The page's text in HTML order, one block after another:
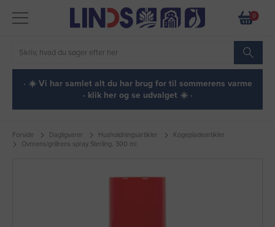
0
· ☀️ Vi har samlet alt du har brug for til sommerens varme
- klik her og se udvalget ☀️ ·
Forside Dagligvarer Husholdningsartikler
Kogepladeartikler
Ovnrens/grillrens spray Sterling, 300 ml